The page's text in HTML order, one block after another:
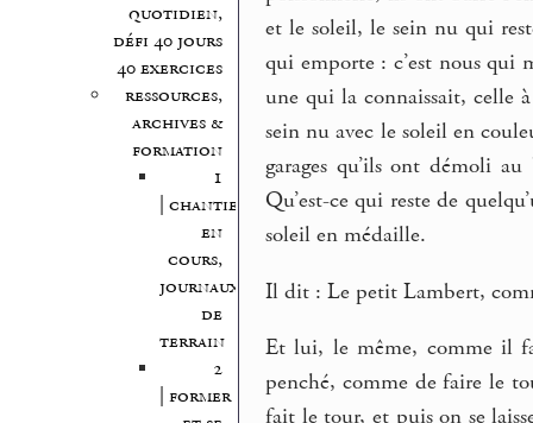
quotidien,
défi 40 jours
40 exercices
ressources,
archives &
formation
1
| chantiers
en
cours,
journaux
de
terrain
2
| former
et le soleil, le sein nu qui
qui emporte : c’est nous qui
une qui la connaissait, celle
sein nu avec le soleil en
garages qu’ils ont démoli
Qu’est-ce qui reste de
soleil en médaille.
Il dit : Le petit Lambert,
Et lui, le même, comme il
penché, comme de faire le